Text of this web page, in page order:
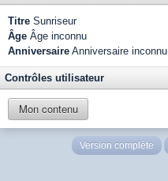
Titre Sunriseur
Âge Âge inconnu
Anniversaire Anniversaire inconnu
Contrôles utilisateur
Mon contenu
Version complète